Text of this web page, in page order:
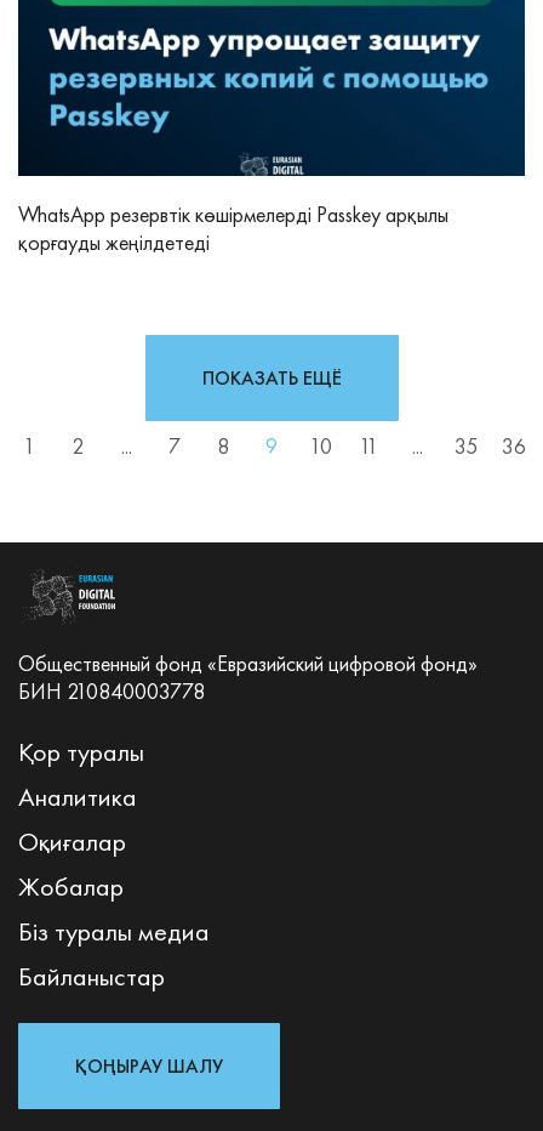
WhatsApp резервтік көшірмелерді Passkey арқылы
қорғауды жеңілдетеді
1 2 ... 7 8 9 10 11 ... 35 36
ПОКАЗАТЬ ЕЩЁ
Общественный фонд «Евразийский цифровой фонд»
БИН 210840003778
Қор туралы
Аналитика
Оқиғалар
Жобалар
Біз туралы медиа
Байланыстар
ҚОҢЫРАУ ШАЛУ